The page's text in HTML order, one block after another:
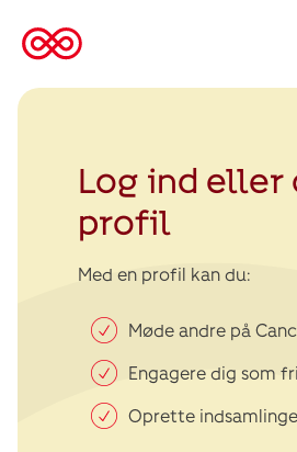
Tilbage
Kræftens
Log ind eller
profil
Med en profil kan du:
Møde andre på
Engagere dig som
Oprette